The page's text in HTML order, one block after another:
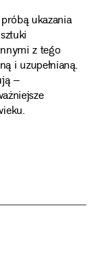
ukazania
z tego
i uzupełnianą.
–